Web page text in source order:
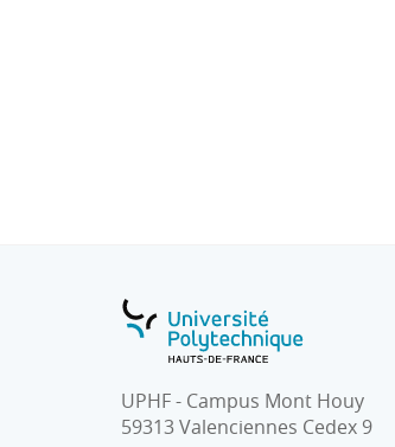
UPHF - Campus Mont Houy
59313 Valenciennes Cedex 9